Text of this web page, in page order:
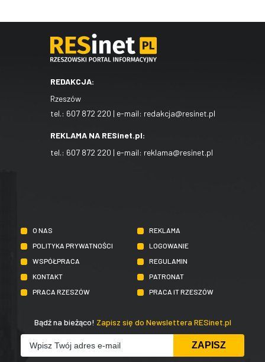
REDAKCJA:
Rzeszów
tel.: 607 872 220 | e-mail: redakcja@resinet.pl
REKLAMA NA RESinet.pl:
tel.: 607 872 220 | e-mail: reklama@resinet.pl
O NAS
REKLAMA
POLITYKA PRYWATNOŚCI
LOGOWANIE
WSPÓŁPRACA
REGULAMIN
KONTAKT
PATRONAT
PRACA RZESZÓW
PRACA IT RZESZÓW
Bądź na bieżąco! Zapisz się do Newslettera RESinet.pl